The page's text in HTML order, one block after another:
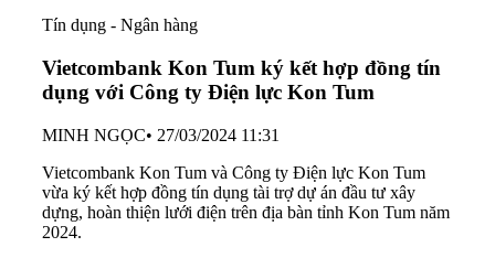
Tín dụng - Ngân hàng
Vietcombank Kon Tum ký kết hợp đồng tín
dụng với Công ty Điện lực Kon Tum
MINH NGỌC• 27/03/2024 11:31
Vietcombank Kon Tum và Công ty Điện lực Kon Tum
vừa ký kết hợp đồng tín dụng tài trợ dự án đầu tư xây
dựng, hoàn thiện lưới điện trên địa bàn tỉnh Kon Tum năm
2024.